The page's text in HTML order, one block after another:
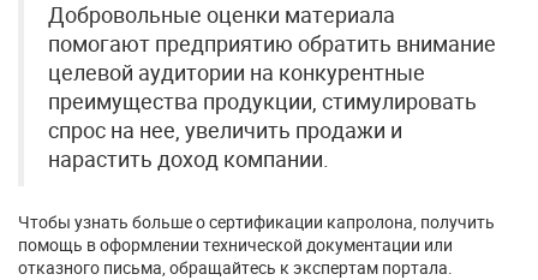
Добровольные оценки материала
помогают предприятию обратить внимание
целевой аудитории на конкурентные
преимущества продукции, стимулировать
спрос на нее, увеличить продажи и
нарастить доход компании.
Чтобы узнать больше о сертификации капролона, получить
помощь в оформлении технической документации или
отказного письма, обращайтесь к экспертам портала.